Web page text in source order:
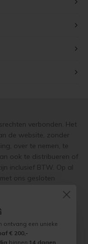
verbonden. Het
de website, zonder
over te nemen, te
ook te distribueren of
inclusief BTW. Op al
ons gesloten
en de
Onze adviezen
is altijd op
ontvang een unieke
€ 200,-
binnen 14 dagen